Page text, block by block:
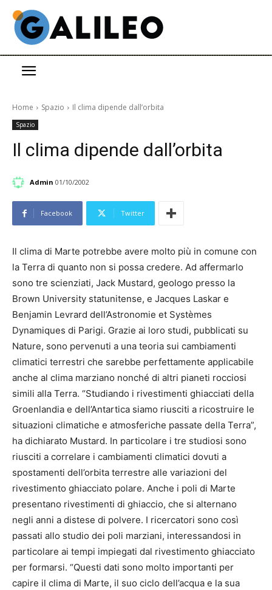
Home Spazio Il clima dipende dall’orbita
Spazio
Il clima dipende dall’orbita
Admin 01/10/2002
Facebook Twitter
Il clima di Marte potrebbe avere molto più in comune con
la Terra di quanto non si possa credere. Ad affermarlo
sono tre scienziati, Jack Mustard, geologo presso la
Brown University statunitense, e Jacques Laskar e
Benjamin Levrard dell’Astronomie et Systèmes
Dynamiques di Parigi. Grazie ai loro studi, pubblicati su
Nature, sono pervenuti a una teoria sui cambiamenti
climatici terrestri che sarebbe perfettamente applicabile
anche al clima marziano nonché di altri pianeti rocciosi
simili alla Terra. “Studiando i rivestimenti ghiacciati della
Groenlandia e dell’Antartica siamo riusciti a ricostruire le
situazioni climatiche e atmosferiche passate della Terra”,
ha dichiarato Mustard. In particolare i tre studiosi sono
riusciti a correlare i cambiamenti climatici dovuti a
spostamenti dell’orbita terrestre alle variazioni del
rivestimento ghiacciato polare. Anche i poli di Marte
presentano rivestimenti di ghiaccio, che si alternano
negli anni a distese di polvere. I ricercatori sono così
passati allo studio dei poli marziani, interessandosi in
particolare ai tempi impiegati dal rivestimento ghiacciato
per formarsi. “Questi dati sono molto importanti per
capire il clima di Marte, il suo ciclo dell’acqua e la sua